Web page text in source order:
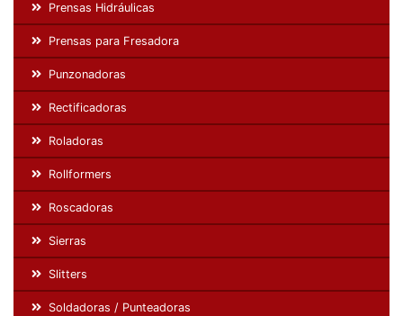
Prensas Hidráulicas
Prensas para Fresadora
Punzonadoras
Rectificadoras
Roladoras
Rollformers
Roscadoras
Sierras
Slitters
Soldadoras / Punteadoras